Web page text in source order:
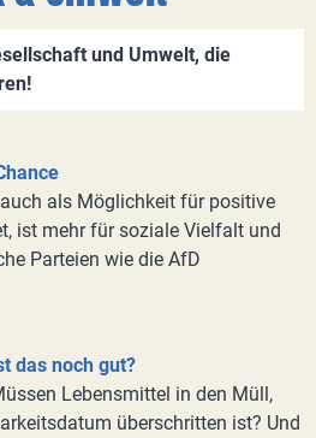
und Umwelt, die
als Möglichkeit für positive
ist mehr für soziale Vielfalt und
Parteien wie die AfD
das noch gut?
Lebensmittel in den Müll,
überschritten ist? Und